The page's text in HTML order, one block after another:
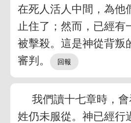
在死人活人中間，為他
止住了；然而，已經有
被擊殺。這是神從背叛
審判。
我們讀十七章時，
姓仍未服從。神已經行